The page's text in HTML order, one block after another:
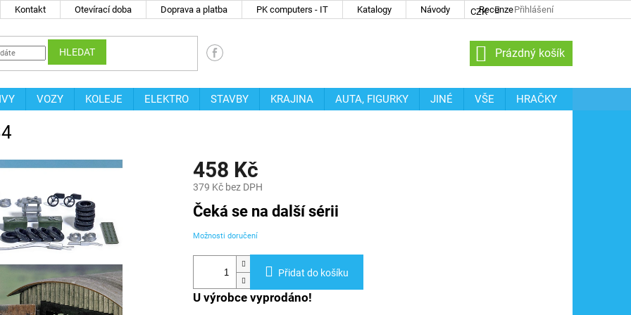
Kontakt Otevírací doba Doprava a platba PK computers - IT Katalogy Návody Recenze
CZK Přihlášení
HLEDAT
NÁKUPNÍ
KOŠÍK
Prázdný košík
VOZY KOLEJE ELEKTRO STAVBY KRAJINA AUTA, FIGURKY JINÉ VŠE
HRAČKY
458 Kč
379 Kč bez DPH
Měrná
cena:
Čeká se na další sérii
Možnosti doručení
Přidat do košíku
U výrobce vyprodáno!